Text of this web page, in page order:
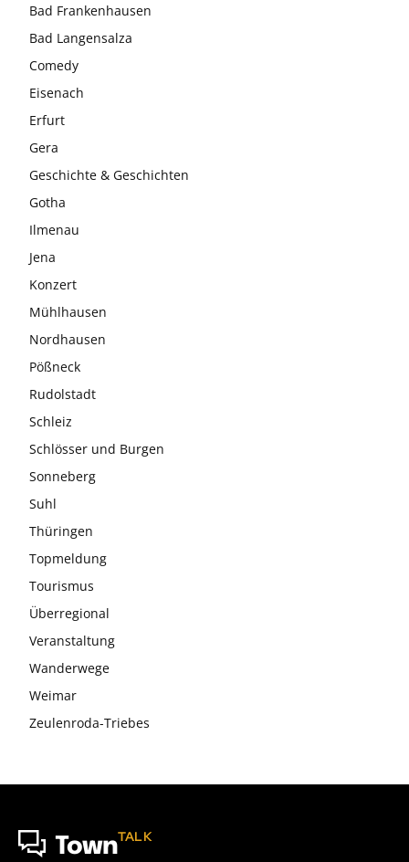
Bad Frankenhausen
Bad Langensalza
Comedy
Eisenach
Erfurt
Gera
Geschichte & Geschichten
Gotha
Ilmenau
Jena
Konzert
Mühlhausen
Nordhausen
Pößneck
Rudolstadt
Schleiz
Schlösser und Burgen
Sonneberg
Suhl
Thüringen
Topmeldung
Tourismus
Überregional
Veranstaltung
Wanderwege
Weimar
Zeulenroda-Triebes
TownTALK